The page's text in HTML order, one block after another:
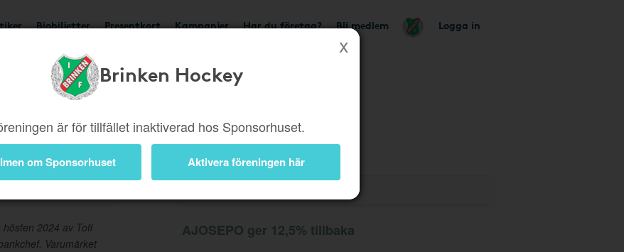
Biobiljetter Presentkort Kampanjer Har du företag? Bli medlem Logga in
Brinken Hockey
är för tillfället inaktiverad hos Sponsorhuset.
om Sponsorhuset Aktivera föreningen här
2024 av Tofi
Varumärket
AJOSEPO ger 12,5% tillbaka